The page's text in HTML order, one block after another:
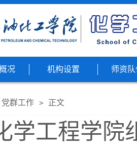
况 机构设置 师资
党群工作 > 正文
学工程学院